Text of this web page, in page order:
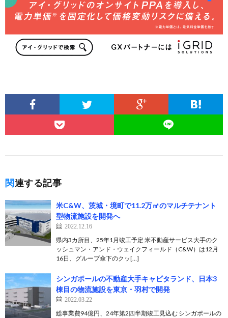
関連する記事
米C&W、茨城・境町で11.2万㎡のマルチテナント
型物流施設を開発へ
2022.12.16
県内3カ所目、25年1月竣工予定 米不動産サービス大手のク
ッシュマン・アンド・ウェイクフィールド（C&W）は12月
16日、グループ傘下のクッ[…]
シンガポールの不動産大手キャピタランド、日本3
棟目の物流施設を東京・羽村で開発
2022.03.22
総事業費94億円、24年第2四半期竣工見込む シンガポールの